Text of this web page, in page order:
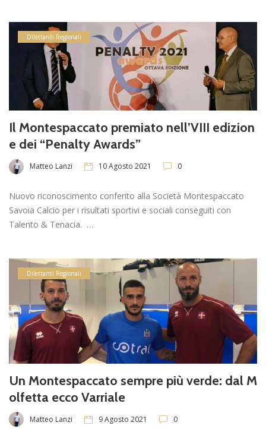
Dilettanti Regionali
Il Montespaccato premiato nell’VIII edizion
e dei “Penalty Awards”
Matteo Lanzi 10 Agosto 2021 0
Nuovo riconoscimento conferito alla Società Montespaccato
Savoia Calcio per i risultati sportivi e sociali conseguiti con
Talento & Tenacia. …
Dilettanti Regionali
Un Montespaccato sempre più verde: dal M
olfetta ecco Varriale
Matteo Lanzi 9 Agosto 2021 0